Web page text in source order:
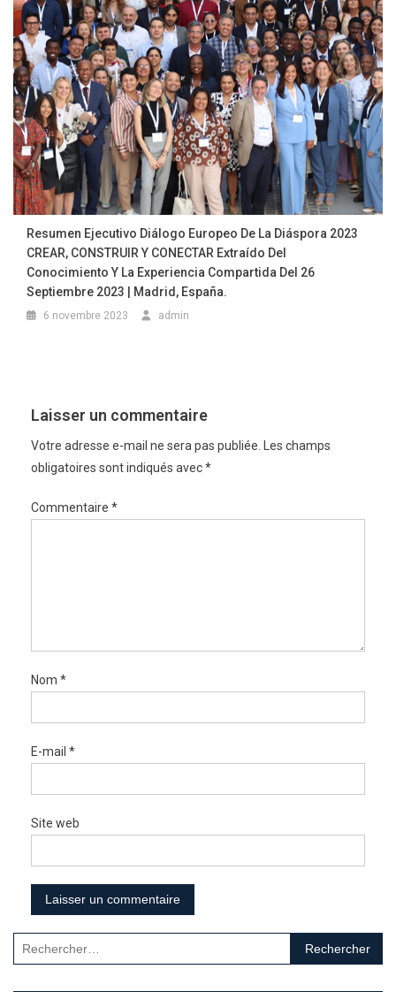
Resumen Ejecutivo Diálogo Europeo De La Diáspora 2023
CREAR, CONSTRUIR Y CONECTAR Extraído Del
Conocimiento Y La Experiencia Compartida Del 26
Septiembre 2023 | Madrid, España.
6 novembre 2023 admin
Laisser un commentaire
Votre adresse e-mail ne sera pas publiée. Les champs
obligatoires sont indiqués avec*
Commentaire *
Nom *
E-mail *
Site web